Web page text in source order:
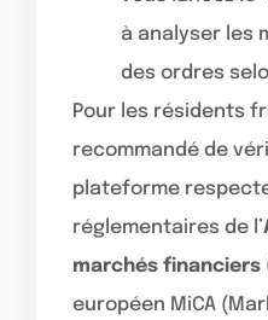
à analyser les
des ordres
Pour les résidents
recommandé de
plateforme
réglementaires de l’
marchés financiers
européen MiCA